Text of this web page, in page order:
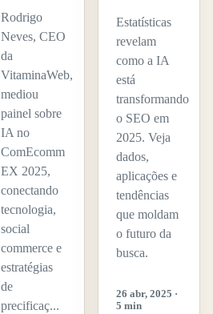
Rodrigo
Neves, CEO
da
VitaminaWeb,
mediou
painel sobre
IA no
ComEcomm
EX 2025,
conectando
tecnologia,
social
commerce e
estratégias
de
precificaç...
Estatísticas
revelam
como a IA
está
transformando
o SEO em
2025. Veja
dados,
aplicações e
tendências
que moldam
o futuro da
busca.
26 abr, 2025 ·
5 min